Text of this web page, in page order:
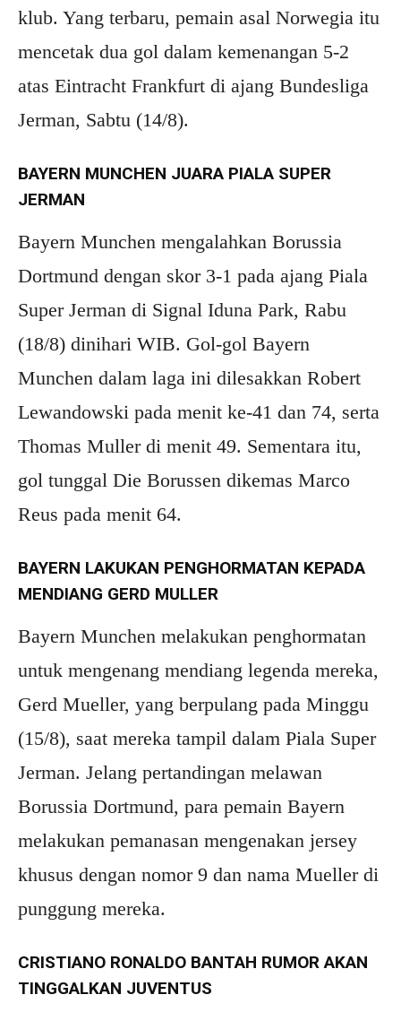
klub. Yang terbaru, pemain asal Norwegia itu
mencetak dua gol dalam kemenangan 5-2
atas Eintracht Frankfurt di ajang Bundesliga
Jerman, Sabtu (14/8).
BAYERN MUNCHEN JUARA PIALA SUPER
JERMAN
Bayern Munchen mengalahkan Borussia
Dortmund dengan skor 3-1 pada ajang Piala
Super Jerman di Signal Iduna Park, Rabu
(18/8) dinihari WIB. Gol-gol Bayern
Munchen dalam laga ini dilesakkan Robert
Lewandowski pada menit ke-41 dan 74, serta
Thomas Muller di menit 49. Sementara itu,
gol tunggal Die Borussen dikemas Marco
Reus pada menit 64.
BAYERN LAKUKAN PENGHORMATAN KEPADA
MENDIANG GERD MULLER
Bayern Munchen melakukan penghormatan
untuk mengenang mendiang legenda mereka,
Gerd Mueller, yang berpulang pada Minggu
(15/8), saat mereka tampil dalam Piala Super
Jerman. Jelang pertandingan melawan
Borussia Dortmund, para pemain Bayern
melakukan pemanasan mengenakan jersey
khusus dengan nomor 9 dan nama Mueller di
punggung mereka.
CRISTIANO RONALDO BANTAH RUMOR AKAN
TINGGALKAN JUVENTUS